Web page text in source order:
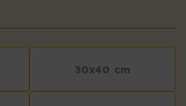
30x40 cm